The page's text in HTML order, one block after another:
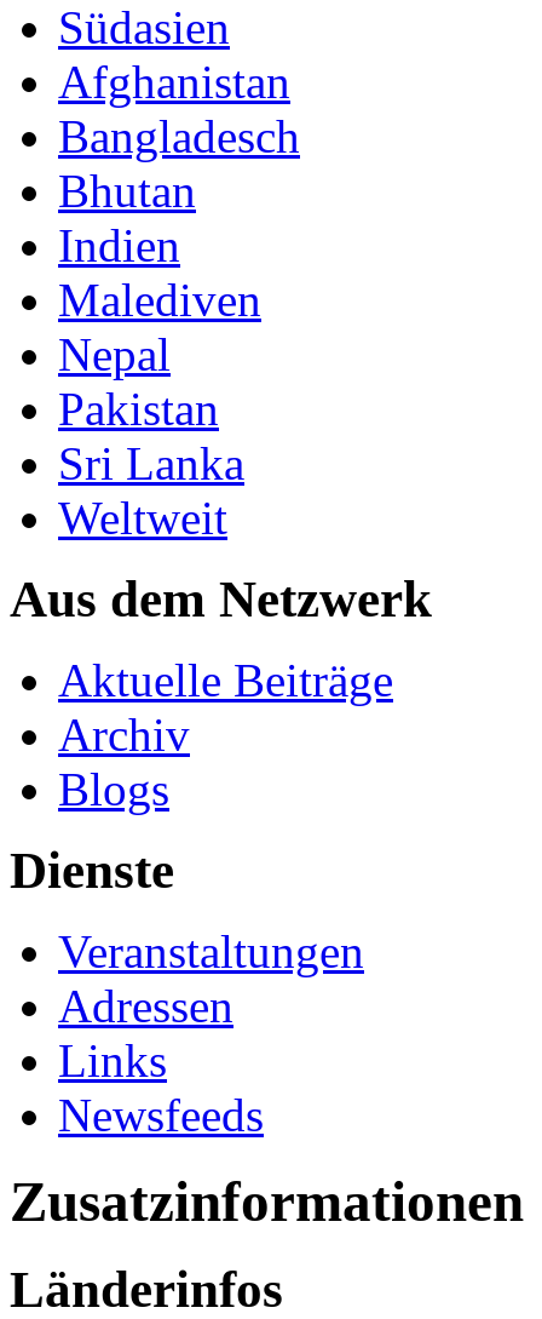
Südasien
Afghanistan
Bangladesch
Bhutan
Indien
Malediven
Nepal
Pakistan
Sri Lanka
Weltweit
Aus dem Netzwerk
Aktuelle Beiträge
Archiv
Blogs
Dienste
Veranstaltungen
Adressen
Links
Newsfeeds
Zusatzinformationen
Länderinfos